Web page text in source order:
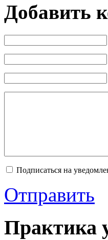
Добавить
Подписаться на
Отправить
Практика